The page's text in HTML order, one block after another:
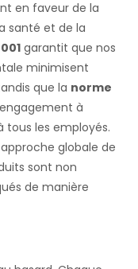
en faveur de la
santé et de la
garantit que nos
minimisent
que la norme
à
tous les employés.
globale de
sont non
de manière